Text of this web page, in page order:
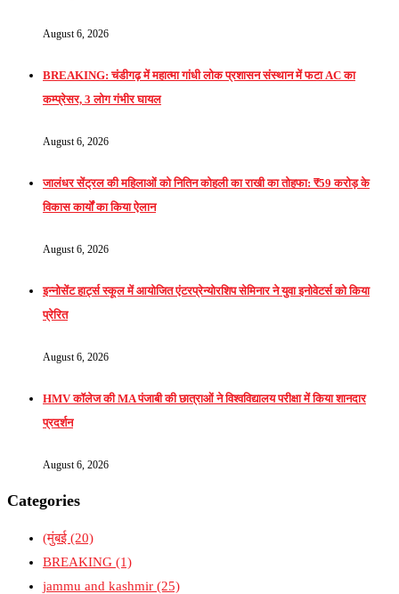
August 6, 2026
BREAKING: चंडीगढ़ में महात्मा गांधी लोक प्रशासन संस्थान में फटा AC का
कम्प्रेसर, 3 लोग गंभीर घायल
August 6, 2026
जालंधर सेंट्रल की महिलाओं को नितिन कोहली का राखी का तोहफा: ₹59 करोड़ के
विकास कार्यों का किया ऐलान
August 6, 2026
इन्नोसेंट हार्ट्स स्कूल में आयोजित एंटरप्रेन्योरशिप सेमिनार ने युवा इनोवेटर्स को किया
प्रेरित
August 6, 2026
HMV कॉलेज की MA पंजाबी की छात्राओं ने विश्वविद्यालय परीक्षा में किया शानदार
प्रदर्शन
August 6, 2026
Categories
(मुंबई (20)
BREAKING (1)
jammu and kashmir (25)